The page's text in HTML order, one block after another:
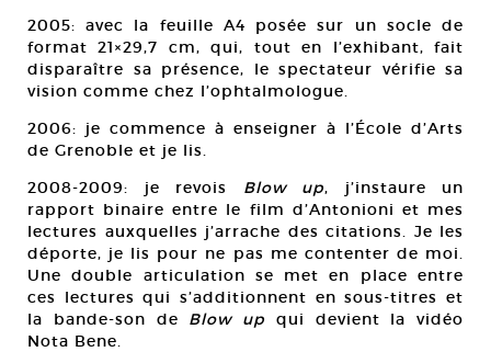
2005: avec la feuille A4 posée sur un socle de
format 21×29,7 cm, qui, tout en l’exhibant, fait
disparaître sa présence, le spectateur vérifie sa
vision comme chez l’ophtalmologue.
2006: je commence à enseigner à l’École d’Arts
de Grenoble et je lis.
2008-2009: je revois Blow up, j’instaure un
rapport binaire entre le film d’Antonioni et mes
lectures auxquelles j’arrache des citations. Je les
déporte, je lis pour ne pas me contenter de moi.
Une double articulation se met en place entre
ces lectures qui s’additionnent en sous-titres et
la bande-son de Blow up qui devient la vidéo
Nota Bene.